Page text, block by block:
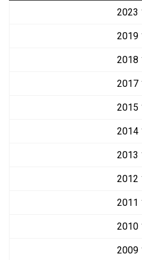
2023
2019
2018
2017
2015
2014
2013
2012
2011
2010
2009